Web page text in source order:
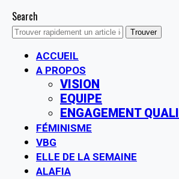
Search
ACCUEIL
A PROPOS
VISION
EQUIPE
ENGAGEMENT
FÉMINISME
VBG
ELLE DE LA SEMAINE
ALAFIA